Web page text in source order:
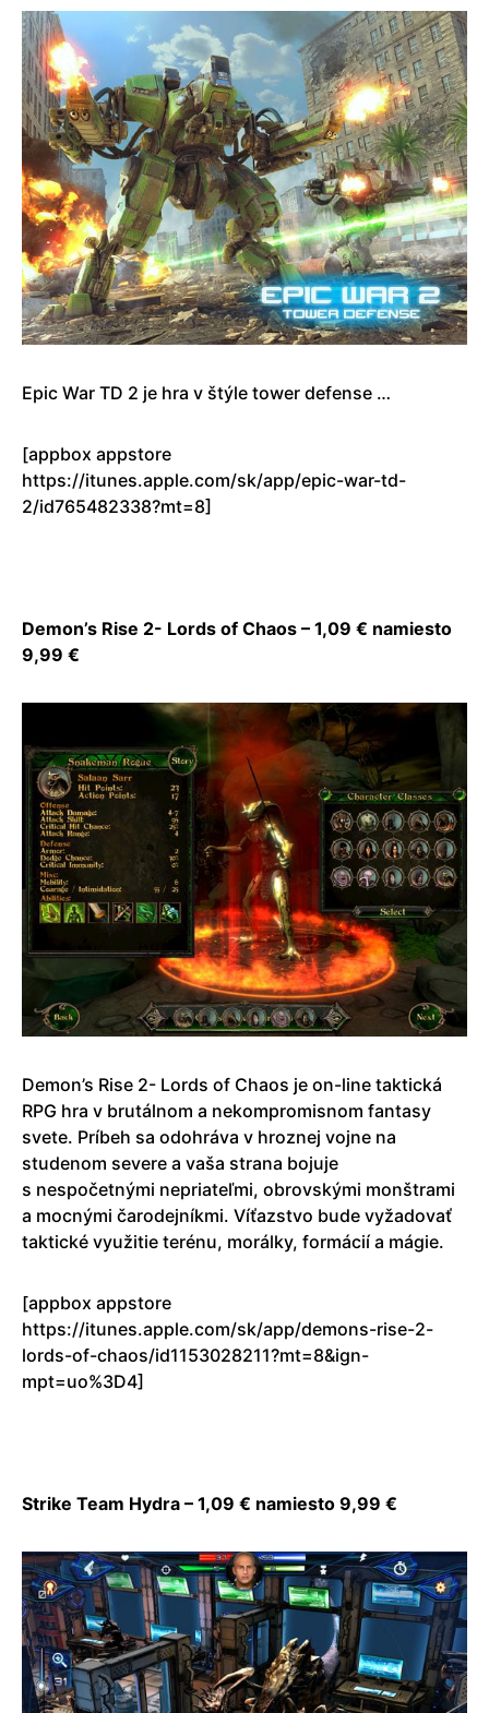
Epic War TD 2 je hra v štýle tower defense …
[appbox appstore
https://itunes.apple.com/sk/app/epic-war-td-
2/id765482338?mt=8]
Demon’s Rise 2- Lords of Chaos – 1,09 € namiesto
9,99 €
Demon’s Rise 2- Lords of Chaos je on-line taktická
RPG hra v brutálnom a nekompromisnom fantasy
svete. Príbeh sa odohráva v hroznej vojne na
studenom severe a vaša strana bojuje
s nespočetnými nepriateľmi, obrovskými monštrami
a mocnými čarodejníkmi. Víťazstvo bude vyžadovať
taktické využitie terénu, morálky, formácií a mágie.
[appbox appstore
https://itunes.apple.com/sk/app/demons-rise-2-
lords-of-chaos/id1153028211?mt=8&ign-
mpt=uo%3D4]
Strike Team Hydra – 1,09 € namiesto 9,99 €